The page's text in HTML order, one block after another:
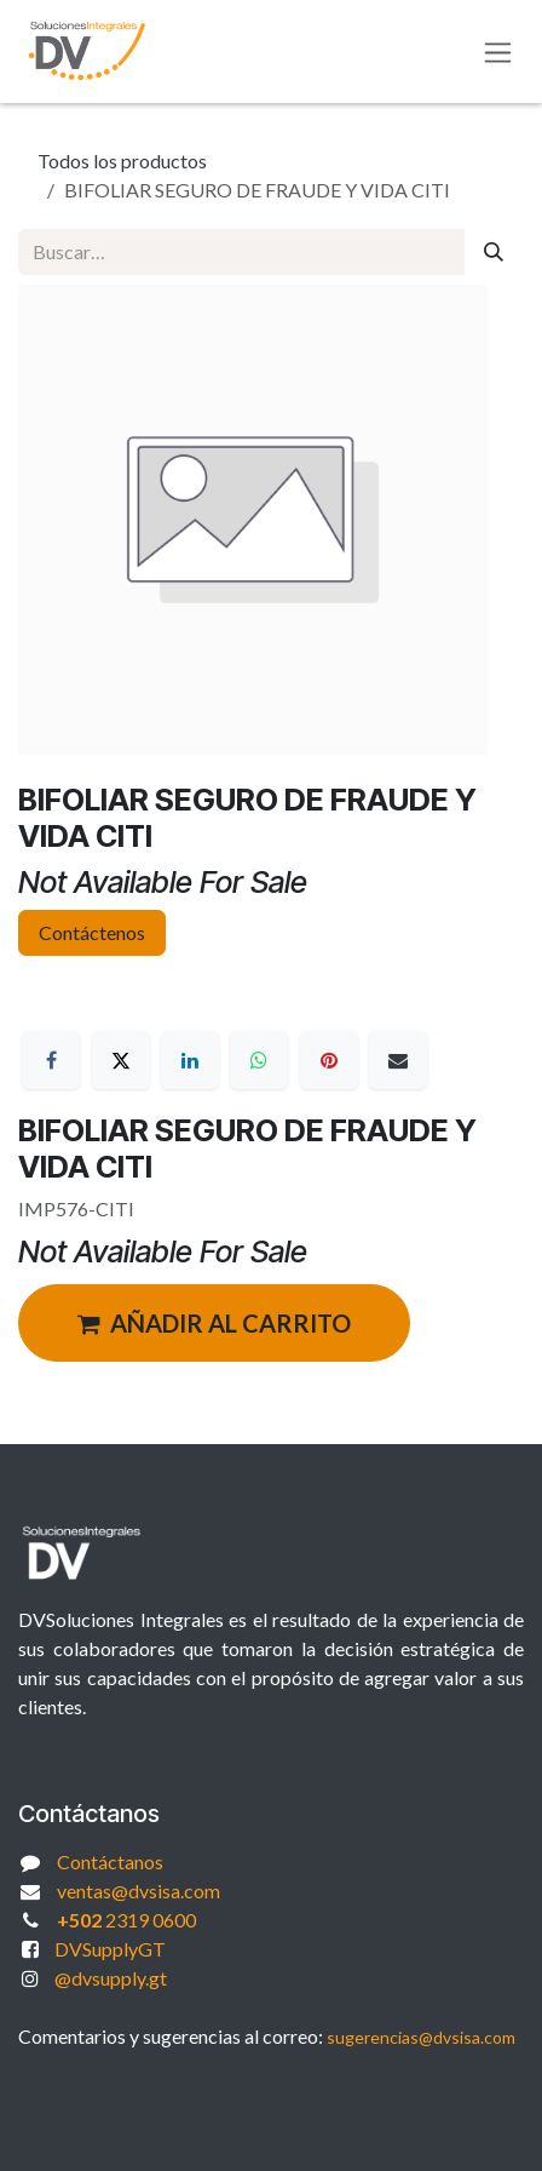
Todos los productos
BIFOLIAR SEGURO DE FRAUDE Y VIDA CITI
BIFOLIAR SEGURO DE FRAUDE Y
VIDA CITI
Not Available For Sale
Contáctenos
BIFOLIAR SEGURO DE FRAUDE Y
VIDA CITI
IMP576-CITI
Not Available For Sale
AÑADIR AL CARRITO
DVSoluciones Integrales es el resultado de la experiencia de
sus colaboradores que tomaron la decisión estratégica de
unir sus capacidades con el propósito de agregar valor a sus
clientes.
Contáctanos
Contáctanos
ventas@dvsisa.com
+5022319 0600
DVSupplyGT
@dvsupply.gt
Comentarios y sugerencias al correo: sugerencias@dvsisa.com